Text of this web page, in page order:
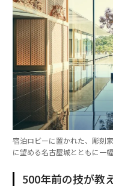
宿泊ロビーに置かれた、彫刻
に望める名古屋城とともに一
500年前の技が教